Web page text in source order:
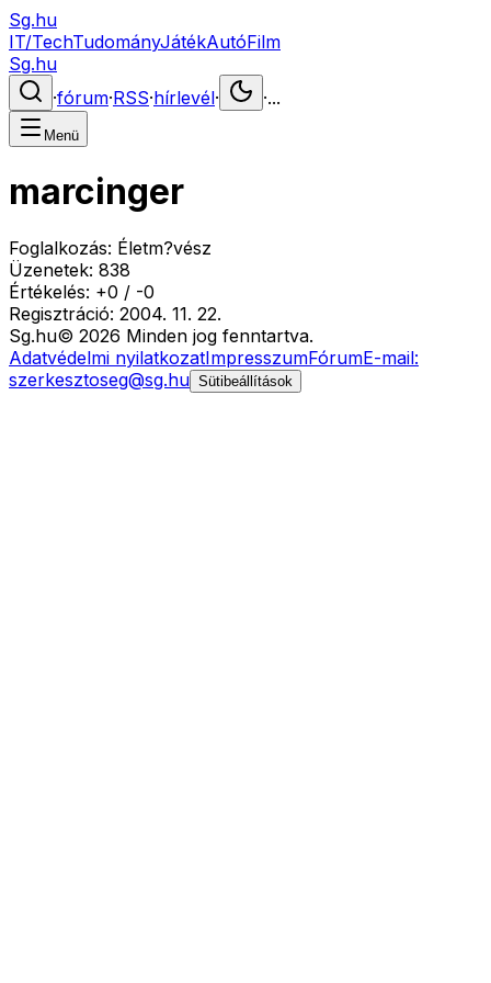
Sg.hu
IT/TechTudományJátékAutóFilm
Sg.hu
·fórum·RSS·hírlevél· ·...
Menü
marcinger
Foglalkozás: Életm?vész
Üzenetek: 838
Értékelés: +0 / -0
Regisztráció: 2004. 11. 22.
Sg.hu© 2026 Minden jog fenntartva.
Adatvédelmi nyilatkozatImpresszumFórumE-mail:
szerkesztoseg@sg.hu Sütibeállítások